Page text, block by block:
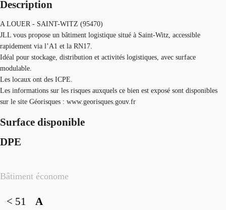
Description
A LOUER - SAINT-WITZ (95470)
JLL vous propose un bâtiment logistique situé à Saint-Witz, accessible
rapidement via l’A1 et la RN17.
Idéal pour stockage, distribution et activités logistiques, avec surface
modulable.
Les locaux ont des ICPE.
Les informations sur les risques auxquels ce bien est exposé sont disponibles
sur le site Géorisques : www.georisques.gouv.fr
Surface disponible
DPE
Bâtiment économe
A
< 51